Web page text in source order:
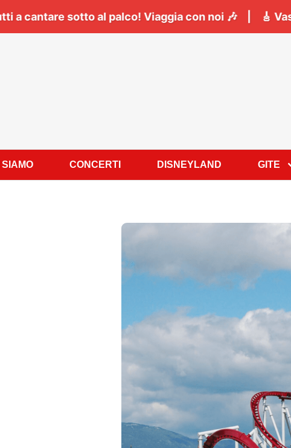
a Napoli:Il06 Giugnotutti a cantare sotto al palco!
CONCERTI DISNEYLAND GITE